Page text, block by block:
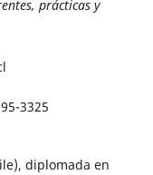
prácticas y
3325
diplomada en